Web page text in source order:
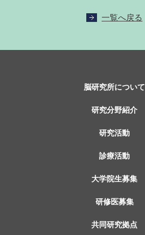
一覧へ戻る
脳研究所について
研究分野紹介
研究活動
診療活動
大学院生募集
研修医募集
共同研究拠点